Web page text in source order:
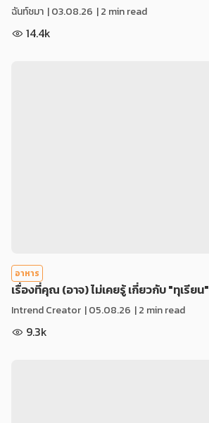
ฉันท์ชมา |03.08.26 | 2 min read
14.4k
อาหาร
เรื่องที่คุณ (อาจ) ไม่เคยรู้ เกี่ยวกับ "ทุเรียน"
Intrend Creator |05.08.26 | 2 min read
9.3k